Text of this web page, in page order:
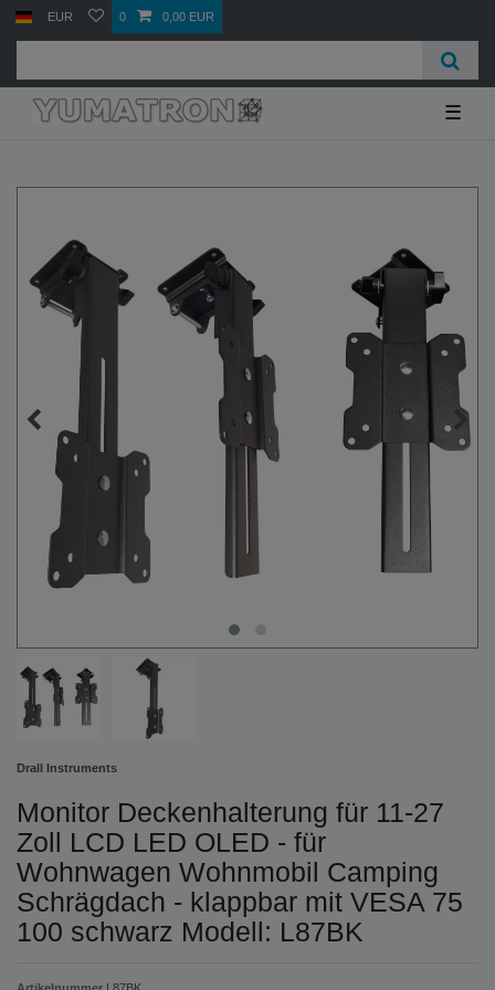
EUR 0 0,00 EUR
☰
Drall Instruments
Monitor Deckenhalterung für 11-27
Zoll LCD LED OLED - für
Wohnwagen Wohnmobil Camping
Schrägdach - klappbar mit VESA 75
100 schwarz Modell: L87BK
Artikelnummer L87BK